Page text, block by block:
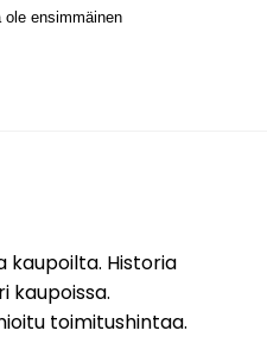
ensimmäinen
Historia
kaupoissa.
toimitushintaa.